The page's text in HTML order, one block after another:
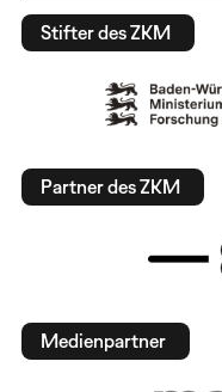
Stifter des ZKM
Partner des ZKM
Medienpartner